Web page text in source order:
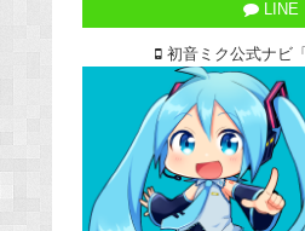
LINE
初音ミク公式ナビ